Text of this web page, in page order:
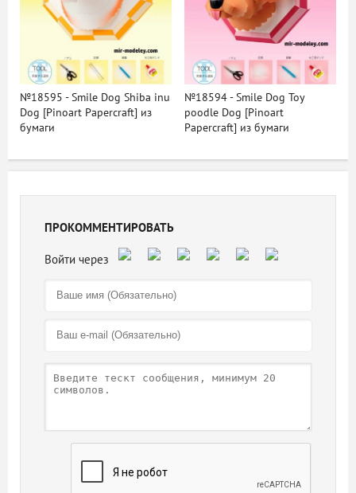
№18595 - Smile Dog Shiba inu
Dog [Pinoart Papercraft] из
бумаги
№18594 - Smile Dog Toy
poodle Dog [Pinoart
Papercraft] из бумаги
ПРОКОММЕНТИРОВАТЬ